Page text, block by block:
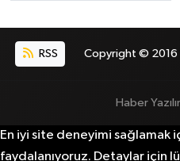
RSS Copyright © 2016
Haber
En iyi site deneyimi sağlamak
faydalanıyoruz. Detaylar için